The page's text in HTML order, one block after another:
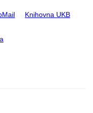
Knihovna UKB